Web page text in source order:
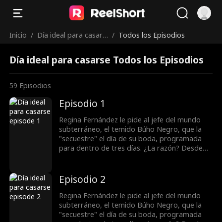
Inicio / Día ideal para casars
/ Todos los Episodios
Día ideal para casarse Todos los Episodios
59 Episodios
Episodio 1
Regina Fernández le pide al jefe del mundo
subterráneo, el temido Búho Negro, que la
"secuestre" el día de su boda, programada
para dentro de tres días. ¿La razón? Desde
la han marginado, y toda la atención recae en
su hermana menor, Sara Fernández. Debido a
la crisis financiera del Grupo Fernández, su
familia la utiliza como moneda de cambio:
planean que seduzca y se case con Yago
Episodio 2
Regina Fernández le pide al jefe del mundo
subterráneo, el temido Búho Negro, que la
"secuestre" el día de su boda, programada